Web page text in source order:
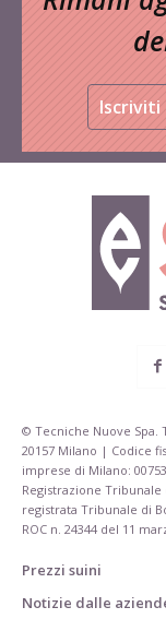
© Tecniche Nuove Spa.
20157 Milano | Codice
imprese di Milano:
Registrazione
registrata Tribunale di
ROC n. 24344 del 11
Prezzi suini
Notizie dalle